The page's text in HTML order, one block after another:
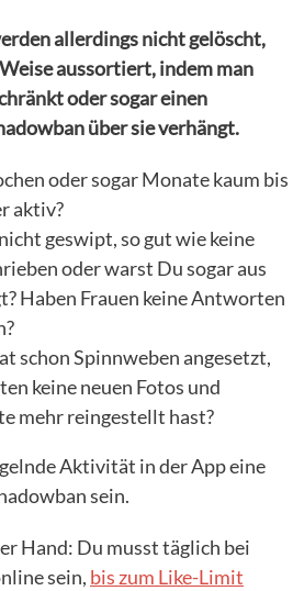
allerdings nicht gelöscht,
aussortiert, indem man
oder sogar einen
über sie verhängt.
oder sogar Monate kaum bis
aktiv?
geswipt, so gut wie keine
oder warst Du sogar aus
Haben Frauen keine Antworten
schon Spinnweben angesetzt,
keine neuen Fotos und
mehr reingestellt hast?
Aktivität in der App eine
sein.
Hand: Du musst täglich bei
sein, bis zum Like-Limit